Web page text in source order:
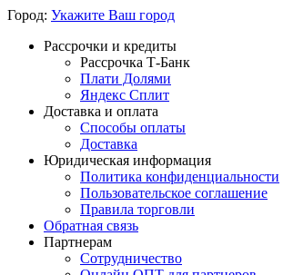
Город: Укажите Ваш город
Рассрочки и кредиты
Рассрочка Т-Банк
Плати Долями
Яндекс Сплит
Доставка и оплата
Способы оплаты
Доставка
Юридическая информация
Политика конфиденциальности
Пользовательское соглашение
Правила торговли
Обратная связь
Партнерам
Сотрудничество